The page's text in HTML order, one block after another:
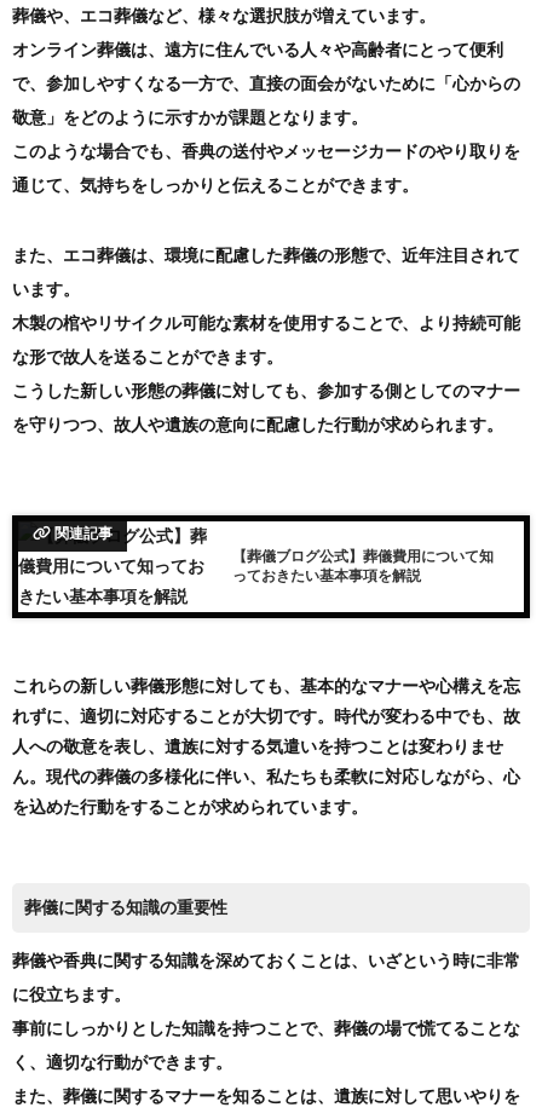
葬儀や、エコ葬儀など、様々な選択肢が増えています。
オンライン葬儀は、遠方に住んでいる人々や高齢者にとって便利
で、参加しやすくなる一方で、直接の面会がないために「心からの
敬意」をどのように示すかが課題となります。
このような場合でも、香典の送付やメッセージカードのやり取りを
通じて、気持ちをしっかりと伝えることができます。
また、エコ葬儀は、環境に配慮した葬儀の形態で、近年注目されて
います。
木製の棺やリサイクル可能な素材を使用することで、より持続可能
な形で故人を送ることができます。
こうした新しい形態の葬儀に対しても、参加する側としてのマナー
を守りつつ、故人や遺族の意向に配慮した行動が求められます。
関連記事
【葬儀ブログ公式】葬儀費用について知
っておきたい基本事項を解説
これらの新しい葬儀形態に対しても、基本的なマナーや心構えを忘
れずに、適切に対応することが大切です。時代が変わる中でも、故
人への敬意を表し、遺族に対する気遣いを持つことは変わりませ
ん。現代の葬儀の多様化に伴い、私たちも柔軟に対応しながら、心
を込めた行動をすることが求められています。
葬儀に関する知識の重要性
葬儀や香典に関する知識を深めておくことは、いざという時に非常
に役立ちます。
事前にしっかりとした知識を持つことで、葬儀の場で慌てることな
く、適切な行動ができます。
また、葬儀に関するマナーを知ることは、遺族に対して思いやりを